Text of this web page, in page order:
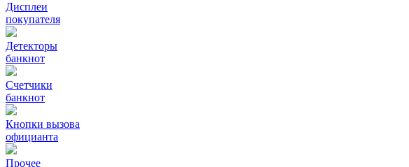
Дисплеи
покупателя
Детекторы
банкнот
Счетчики
банкнот
Кнопки вызова
официанта
Прочее